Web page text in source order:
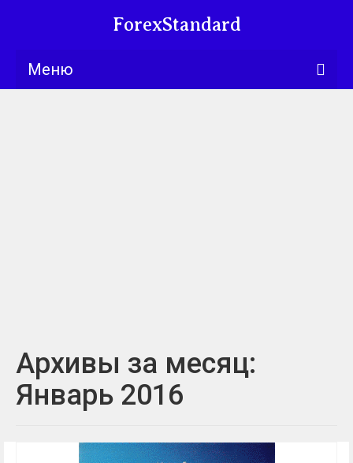
ForexStandard
Меню
Архивы за месяц:
Январь 2016